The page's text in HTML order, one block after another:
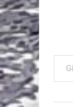
Gib deine E-Mail-Adresse ein ...